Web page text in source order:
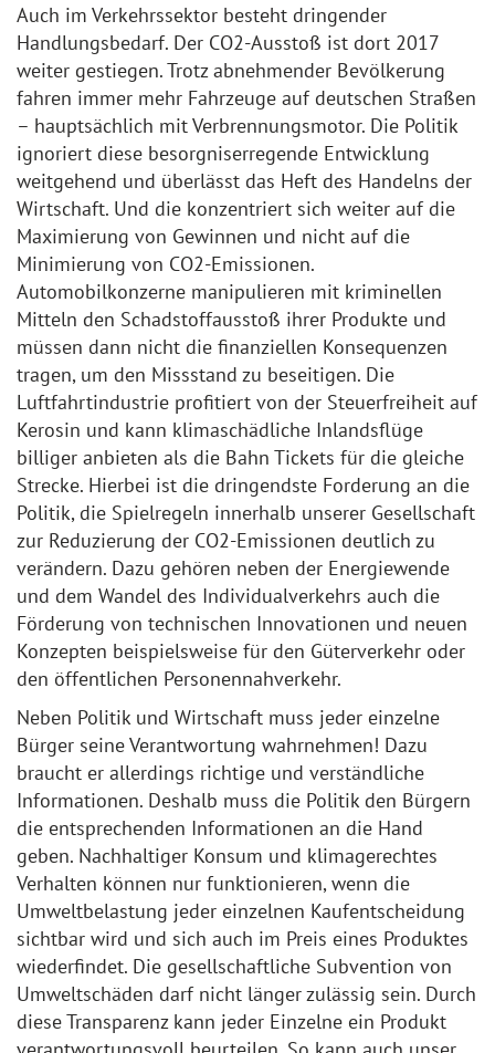
Auch im Verkehrssektor besteht dringender
Handlungsbedarf. Der CO2-Ausstoß ist dort 2017
weiter gestiegen. Trotz abnehmender Bevölkerung
fahren immer mehr Fahrzeuge auf deutschen Straßen
– hauptsächlich mit Verbrennungsmotor. Die Politik
ignoriert diese besorgniserregende Entwicklung
weitgehend und überlässt das Heft des Handelns der
Wirtschaft. Und die konzentriert sich weiter auf die
Maximierung von Gewinnen und nicht auf die
Minimierung von CO2-Emissionen.
Automobilkonzerne manipulieren mit kriminellen
Mitteln den Schadstoffausstoß ihrer Produkte und
müssen dann nicht die finanziellen Konsequenzen
tragen, um den Missstand zu beseitigen. Die
Luftfahrtindustrie profitiert von der Steuerfreiheit auf
Kerosin und kann klimaschädliche Inlandsflüge
billiger anbieten als die Bahn Tickets für die gleiche
Strecke. Hierbei ist die dringendste Forderung an die
Politik, die Spielregeln innerhalb unserer Gesellschaft
zur Reduzierung der CO2-Emissionen deutlich zu
verändern. Dazu gehören neben der Energiewende
und dem Wandel des Individualverkehrs auch die
Förderung von technischen Innovationen und neuen
Konzepten beispielsweise für den Güterverkehr oder
den öffentlichen Personennahverkehr.
Neben Politik und Wirtschaft muss jeder einzelne
Bürger seine Verantwortung wahrnehmen! Dazu
braucht er allerdings richtige und verständliche
Informationen. Deshalb muss die Politik den Bürgern
die entsprechenden Informationen an die Hand
geben. Nachhaltiger Konsum und klimagerechtes
Verhalten können nur funktionieren, wenn die
Umweltbelastung jeder einzelnen Kaufentscheidung
sichtbar wird und sich auch im Preis eines Produktes
wiederfindet. Die gesellschaftliche Subvention von
Umweltschäden darf nicht länger zulässig sein. Durch
diese Transparenz kann jeder Einzelne ein Produkt